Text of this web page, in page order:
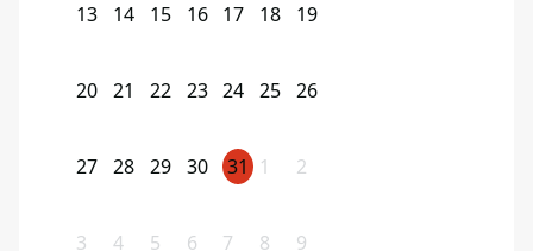
13 14 15 16 17 18 19
20 21 22 23 24 25 26
27 28 29 30 31 1 2
3 4 5 6 7 8 9